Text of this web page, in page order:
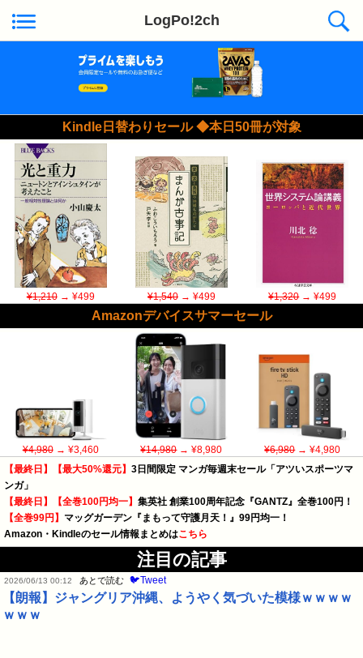
LogPo!2ch
Kindle日替わりセール ◆本日50冊が対象
¥1,210→ ¥499 ¥1,540→ ¥499 ¥1,320→ ¥499
Amazonデバイスサマーセール
¥4,980→ ¥3,460 ¥14,980→ ¥8,980 ¥6,980→ ¥4,980
【最終日】【最大50%還元】 3日間限定 マンガ毎週末セール「アツいスポーツマ
ンガ」
【最終日】【全巻100円均一】 集英社 創業100周年記念『GANTZ』全巻100円！
【全巻99円】 マッグガーデン『まもって守護月天！』99円均一！
Amazon・Kindleのセール情報まとめはこちら
注目の記事
2026/06/13 00:12 あとで読む 🐦Tweet
【朗報】ジャングリア沖縄、ようやく気づいた模様ｗｗｗｗ
ｗｗｗ